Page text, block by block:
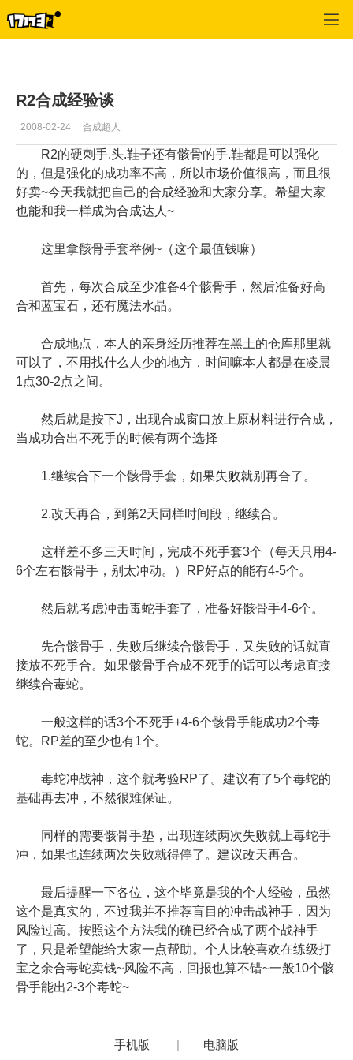
R2合成经验谈
2008-02-24 合成超人
R2的硬刺手.头.鞋子还有骸骨的手.鞋都是可以强化
的，但是强化的成功率不高，所以市场价值很高，而且很
好卖~今天我就把自己的合成经验和大家分享。希望大家
也能和我一样成为合成达人~
这里拿骸骨手套举例~（这个最值钱嘛）
首先，每次合成至少准备4个骸骨手，然后准备好高
合和蓝宝石，还有魔法水晶。
合成地点，本人的亲身经历推荐在黑土的仓库那里就
可以了，不用找什么人少的地方，时间嘛本人都是在凌晨
1点30-2点之间。
然后就是按下J，出现合成窗口放上原材料进行合成，
当成功合出不死手的时候有两个选择
1.继续合下一个骸骨手套，如果失败就别再合了。
2.改天再合，到第2天同样时间段，继续合。
这样差不多三天时间，完成不死手套3个（每天只用4-
6个左右骸骨手，别太冲动。）RP好点的能有4-5个。
然后就考虑冲击毒蛇手套了，准备好骸骨手4-6个。
先合骸骨手，失败后继续合骸骨手，又失败的话就直
接放不死手合。如果骸骨手合成不死手的话可以考虑直接
继续合毒蛇。
一般这样的话3个不死手+4-6个骸骨手能成功2个毒
蛇。RP差的至少也有1个。
毒蛇冲战神，这个就考验RP了。建议有了5个毒蛇的
基础再去冲，不然很难保证。
同样的需要骸骨手垫，出现连续两次失败就上毒蛇手
冲，如果也连续两次失败就得停了。建议改天再合。
最后提醒一下各位，这个毕竟是我的个人经验，虽然
这个是真实的，不过我并不推荐盲目的冲击战神手，因为
风险过高。按照这个方法我的确已经合成了两个战神手
了，只是希望能给大家一点帮助。个人比较喜欢在练级打
宝之余合毒蛇卖钱~风险不高，回报也算不错~一般10个骸
骨手能出2-3个毒蛇~
手机版 | 电脑版